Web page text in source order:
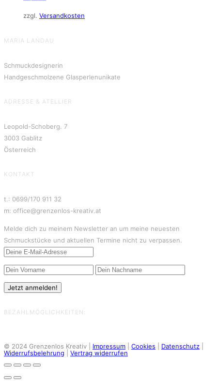
zzgl. Versandkosten
MARIA LANDAU
Schmuckdesignerin
Handgeschmolzene Glasperlenunikate
ADRESSE & ATELLIER
Leopold-Schoberg. 7
3003 Gablitz
Österreich
KONTAKT
t.: 0699/170 911 32
m: office@grenzenlos-kreativ.at
Melde dich zu meinem Newsletter an um meine neuesten
Schmuckstücke und aktuellen Termine nicht zu verpassen.
BEZAHLMÖGLICHKEITEN:
© 2024 Grenzenlos Kreativ | Impressum Cookies Datenschutz
Widerrufsbelehrung
Vertrag widerrufen